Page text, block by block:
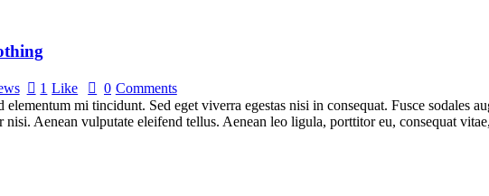
1 Like 0 Comments
elementum mi tincidunt. Sed eget viverra egestas nisi in consequat. Fusce sodales
nisi. Aenean vulputate eleifend tellus. Aenean leo ligula, porttitor eu, consequat